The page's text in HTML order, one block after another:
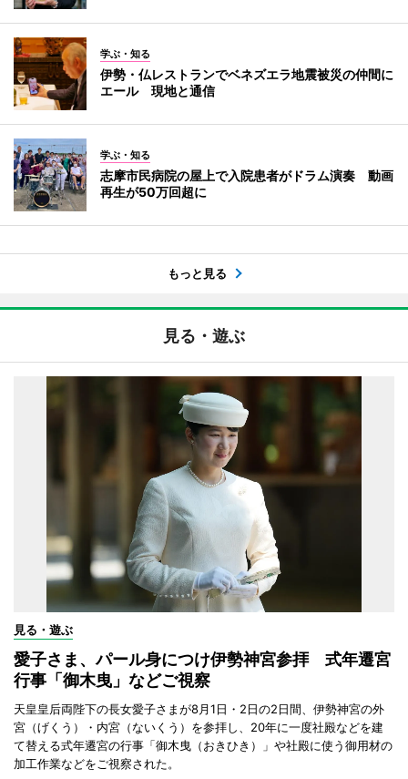
学ぶ・知る
伊勢・仏レストランでベネズエラ地震被災の仲間に
エール 現地と通信
学ぶ・知る
志摩市民病院の屋上で入院患者がドラム演奏 動画
再生が50万回超に
もっと見る
見る・遊ぶ
見る・遊ぶ
愛子さま、パール身につけ伊勢神宮参拝 式年遷宮
行事「御木曳」などご視察
天皇皇后両陛下の長女愛子さまが8月1日・2日の2日間、伊勢神宮の外
宮（げくう）・内宮（ないくう）を参拝し、20年に一度社殿などを建
て替える式年遷宮の行事「御木曳（おきひき）」や社殿に使う御用材の
加工作業などをご視察された。